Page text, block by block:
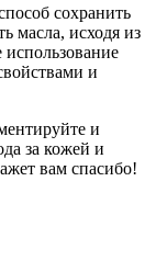
сохранить
масла, исходя из
и
и
за кожей и
вам спасибо!